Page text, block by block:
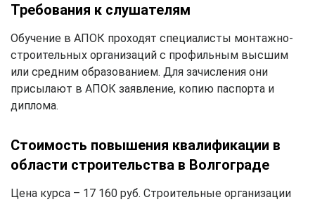
Требования к слушателям
Обучение в АПОК проходят специалисты монтажно-
строительных организаций с профильным высшим
или средним образованием. Для зачисления они
присылают в АПОК заявление, копию паспорта и
диплома.
Стоимость повышения квалификации в
области строительства в Волгограде
Цена курса – 17 160 руб. Строительные организации